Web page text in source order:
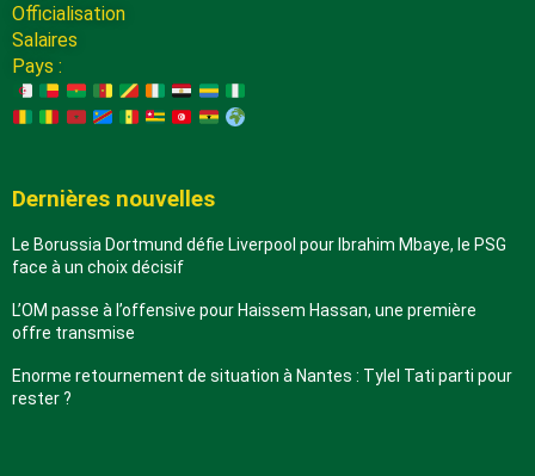
Officialisation
Salaires
Pays :
Dernières nouvelles
Le Borussia Dortmund défie Liverpool pour Ibrahim Mbaye, le PSG
face à un choix décisif
L’OM passe à l’offensive pour Haissem Hassan, une première
offre transmise
Enorme retournement de situation à Nantes : Tylel Tati parti pour
rester ?